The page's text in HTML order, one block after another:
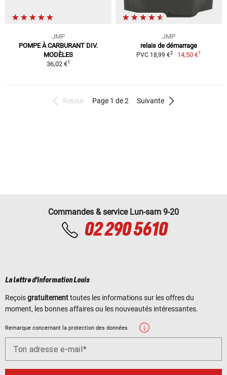
JMP
POMPE À CARBURANT DIV.
MODÈLES
36,02 €1
JMP
relais de démarrage
PVC 18,99 €2 14,50 €1
Retour Page 1 de 2 Suivante
Commandes & service Lun-sam 9-20
02 290 5610
La lettre d'information Louis
Reçoisgratuitementtoutes les informations sur les offres du
moment, les bonnes affaires ou les nouveautés intéressantes.
Remarque concernant la protection des données
Ton adresse e-mail